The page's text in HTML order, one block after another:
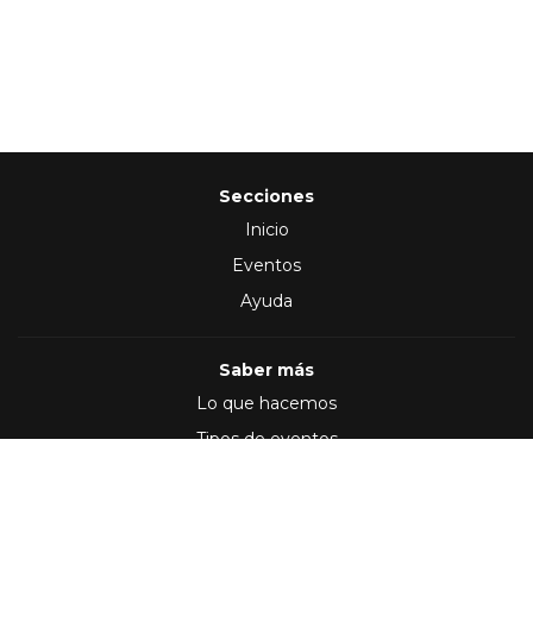
Secciones
Inicio
Eventos
Ayuda
Saber más
Lo que hacemos
Tipos de eventos